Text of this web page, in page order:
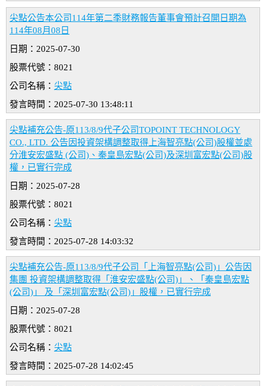
尖點公告本公司114年第二季財務報告董事會預計召開日期為
114年08月08日
日期：2025-07-30
股票代號：8021
公司名稱： 尖點
發言時間：2025-07-30 13:48:11
尖點補充公告-原113/8/9代子公司TOPOINT TECHNOLOGY
CO., LTD. 公告因投資架構調整取得上海智亮點(公司)股權並處
分淮安宏盛點 (公司)、秦皇島宏點(公司)及深圳富宏點(公司)股
權，已實行完成
日期：2025-07-28
股票代號：8021
公司名稱： 尖點
發言時間：2025-07-28 14:03:32
尖點補充公告-原113/8/9代子公司「上海智亮點(公司)」公告因
集團 投資架構調整取得「淮安宏盛點(公司)」、「秦皇島宏點
(公司)」 及「深圳富宏點(公司)」股權，已實行完成
日期：2025-07-28
股票代號：8021
公司名稱： 尖點
發言時間：2025-07-28 14:02:45